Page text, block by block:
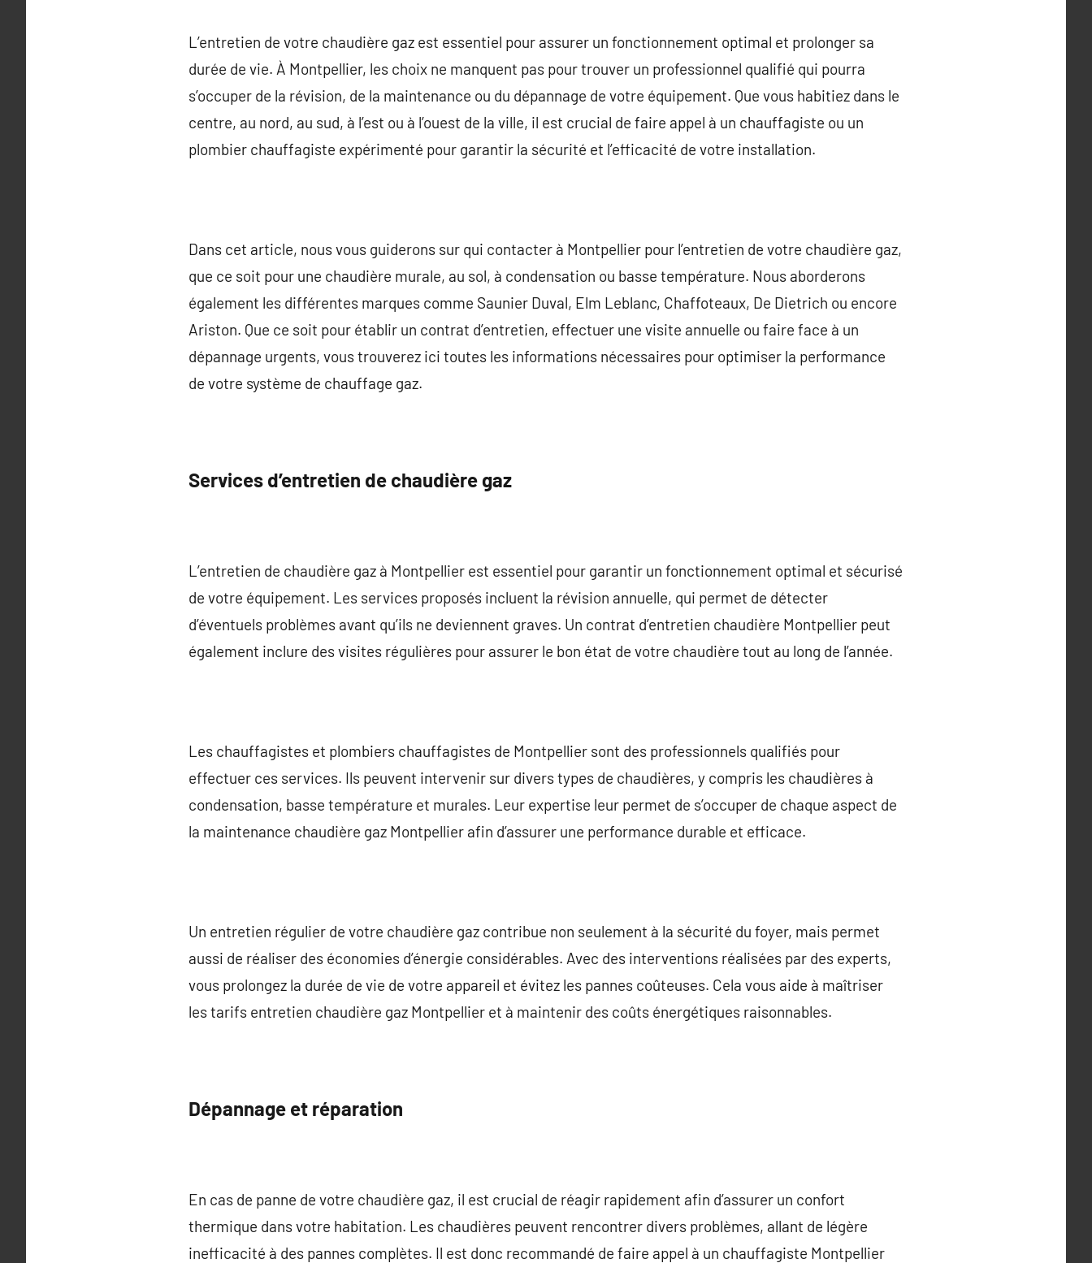
L’entretien de votre chaudière gaz est essentiel pour assurer un fonctionnement optimal et prolonger sa
durée de vie. À Montpellier, les choix ne manquent pas pour trouver un professionnel qualifié qui pourra
s’occuper de la révision, de la maintenance ou du dépannage de votre équipement. Que vous habitiez dans le
centre, au nord, au sud, à l’est ou à l’ouest de la ville, il est crucial de faire appel à un chauffagiste ou un
plombier chauffagiste expérimenté pour garantir la sécurité et l’efficacité de votre installation.
Dans cet article, nous vous guiderons sur qui contacter à Montpellier pour l’entretien de votre chaudière gaz,
que ce soit pour une chaudière murale, au sol, à condensation ou basse température. Nous aborderons
également les différentes marques comme Saunier Duval, Elm Leblanc, Chaffoteaux, De Dietrich ou encore
Ariston. Que ce soit pour établir un contrat d’entretien, effectuer une visite annuelle ou faire face à un
dépannage urgents, vous trouverez ici toutes les informations nécessaires pour optimiser la performance
de votre système de chauffage gaz.
Services d’entretien de chaudière gaz
L’entretien de chaudière gaz à Montpellier est essentiel pour garantir un fonctionnement optimal et sécurisé
de votre équipement. Les services proposés incluent la révision annuelle, qui permet de détecter
d’éventuels problèmes avant qu’ils ne deviennent graves. Un contrat d’entretien chaudière Montpellier peut
également inclure des visites régulières pour assurer le bon état de votre chaudière tout au long de l’année.
Les chauffagistes et plombiers chauffagistes de Montpellier sont des professionnels qualifiés pour
effectuer ces services. Ils peuvent intervenir sur divers types de chaudières, y compris les chaudières à
condensation, basse température et murales. Leur expertise leur permet de s’occuper de chaque aspect de
la maintenance chaudière gaz Montpellier afin d’assurer une performance durable et efficace.
Un entretien régulier de votre chaudière gaz contribue non seulement à la sécurité du foyer, mais permet
aussi de réaliser des économies d’énergie considérables. Avec des interventions réalisées par des experts,
vous prolongez la durée de vie de votre appareil et évitez les pannes coûteuses. Cela vous aide à maîtriser
les tarifs entretien chaudière gaz Montpellier et à maintenir des coûts énergétiques raisonnables.
Dépannage et réparation
En cas de panne de votre chaudière gaz, il est crucial de réagir rapidement afin d’assurer un confort
thermique dans votre habitation. Les chaudières peuvent rencontrer divers problèmes, allant de légère
inefficacité à des pannes complètes. Il est donc recommandé de faire appel à un chauffagiste Montpellier